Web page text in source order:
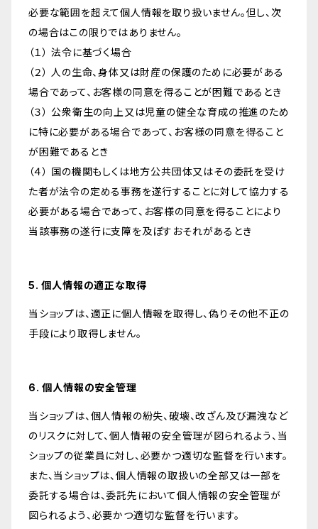
必要な範囲を超えて個人情報を取り扱いません。但し、次
の場合はこの限りではありません。
（１） 法令に基づく場合
（２） 人の生命、身体又は財産の保護のために必要がある
場合であって、お客様の同意を得ることが困難であるとき
（３） 公衆衛生の向上又は児童の健全な育成の推進のため
に特に必要がある場合であって、お客様の同意を得ること
が困難であるとき
（４） 国の機関もしくは地方公共団体又はその委託を受け
た者が法令の定める事務を遂行することに対して協力する
必要がある場合であって、お客様の同意を得ることにより
当該事務の遂行に支障を及ぼすおそれがあるとき
5. 個人情報の適正な取得
当ショップは、適正に個人情報を取得し、偽りその他不正の
手段により取得しません。
6. 個人情報の安全管理
当ショップは、個人情報の紛失、破壊、改ざん及び漏洩など
のリスクに対して、個人情報の安全管理が図られるよう、当
ショップの従業員に対し、必要かつ適切な監督を行います。
また、当ショップは、個人情報の取扱いの全部又は一部を
委託する場合は、委託先において個人情報の安全管理が
図られるよう、必要かつ適切な監督を行います。